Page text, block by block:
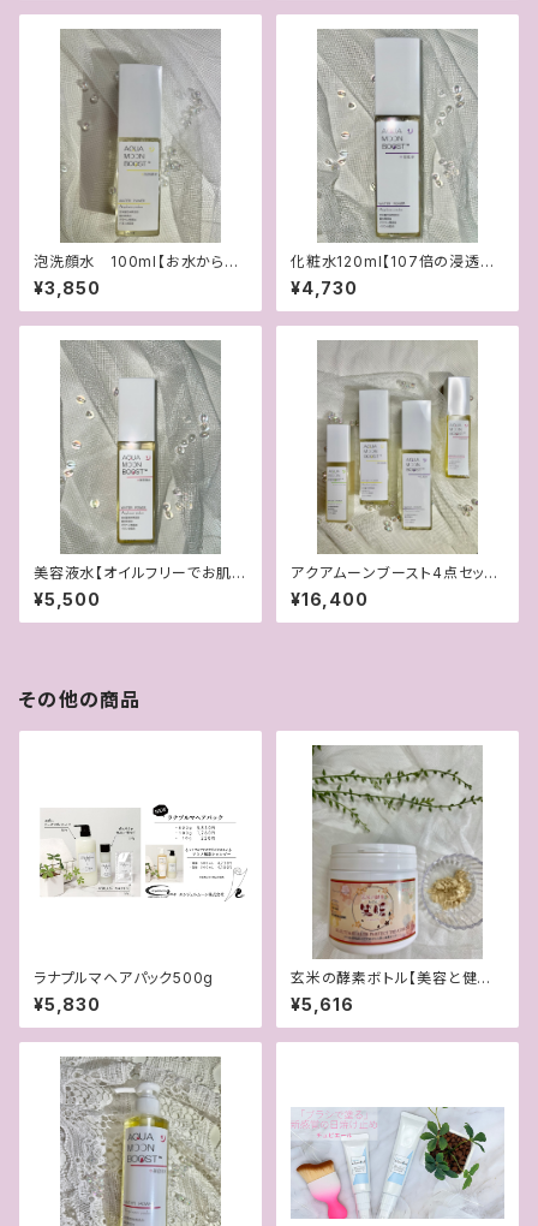
泡洗顔水 100ml【お水から泡
立てるふわふわ泡洗顔】
¥3,850
化粧水120ml【107倍の浸透で
お肌にしみこむ！イオン化化粧
水】
¥4,730
美容液水【オイルフリーでお肌を
育てる美容液】
¥5,500
アクアムーンブースト4点セット
【1200円お得！】
¥16,400
その他の商品
ラナプルマヘアパック500g
¥5,830
玄米の酵素ボトル【美容と健康
に酵素の力！】
¥5,616